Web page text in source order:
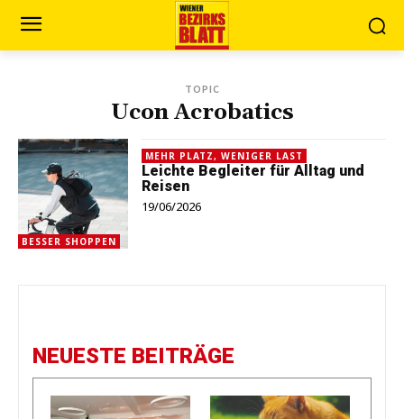
TOPIC
Ucon Acrobatics
BESSER SHOPPEN
MEHR PLATZ, WENIGER LAST
Leichte Begleiter für Alltag und
Reisen
19/06/2026
NEUESTE BEITRÄGE